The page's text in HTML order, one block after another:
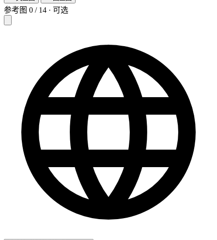
参考图 0 / 14 · 可选